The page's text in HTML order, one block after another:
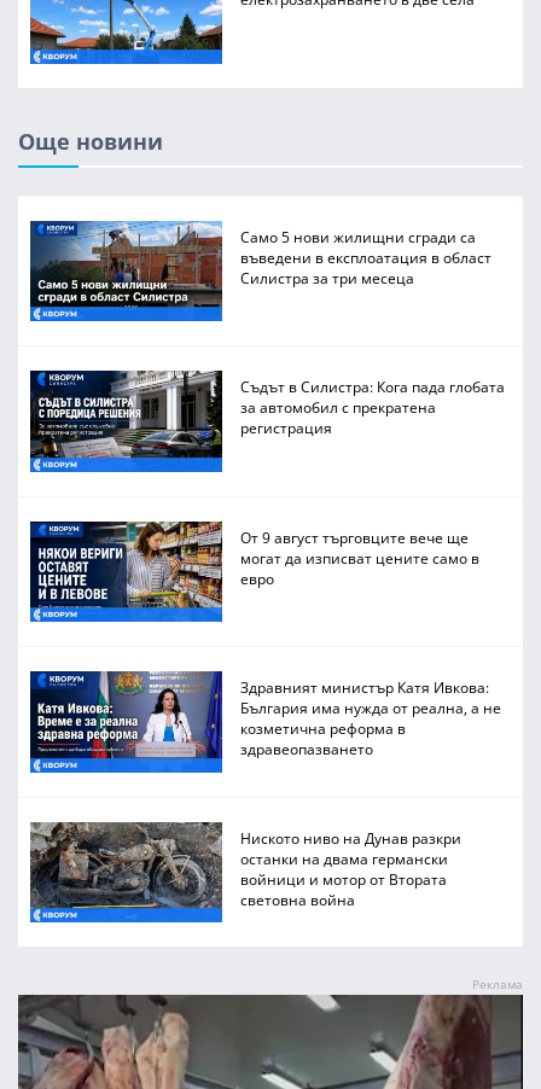
Още новини
Само 5 нови жилищни сгради са
въведени в експлоатация в област
Силистра за три месеца
Съдът в Силистра: Кога пада глобата
за автомобил с прекратена
регистрация
От 9 август търговците вече ще
могат да изписват цените само в
евро
Здравният министър Катя Ивкова:
България има нужда от реална, а не
козметична реформа в
здравеопазването
Ниското ниво на Дунав разкри
останки на двама германски
войници и мотор от Втората
световна война